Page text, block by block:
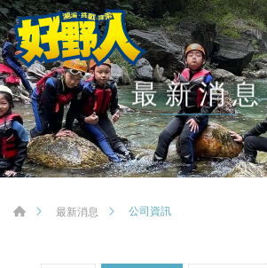
最新消息
最新消息 公司資訊